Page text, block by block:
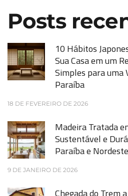
Posts
10 Hábitos
Sua Casa em um
Simples para uma
Paraíba
18 DE FEVEREIRO DE 2026
Madeira Tratada
Sustentável e
Paraíba e Nordeste
9 DE JANEIRO DE 2026